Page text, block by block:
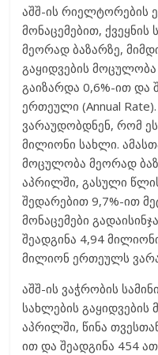
აშშ-ის რიელტორების
მონაცემებით,
მეორად ბაზარზე,
გაყიდვების
გაიზარდა 0,6%-ით და
ერთეული (Annual
ვარაუდობდნენ, რომ
მილიონი სახლი.
მოცულობა მეორად
აპრილში, გასული
შედარებით 9,7%-ით
მონაცემები
შეადგინა 4,94
მილიონ ერთეულს
აშშ-ის ვაჭრობის
სახლების
აპრილში, წინა
ით და შეადგინა 454